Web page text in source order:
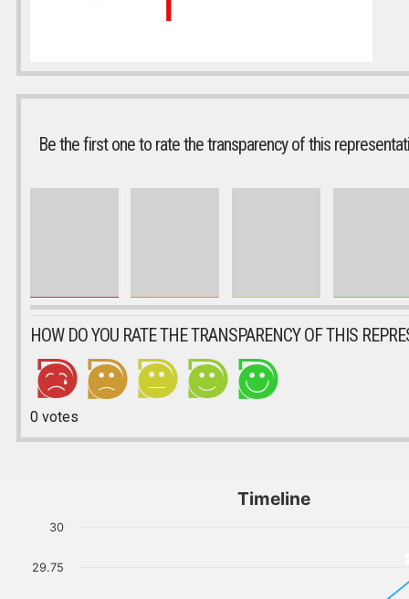
Be the first one to rate the transparency of this
HOW DO YOU RATE THE TRANSPARENCY OF THIS
0votes
Timeline
29.75
30